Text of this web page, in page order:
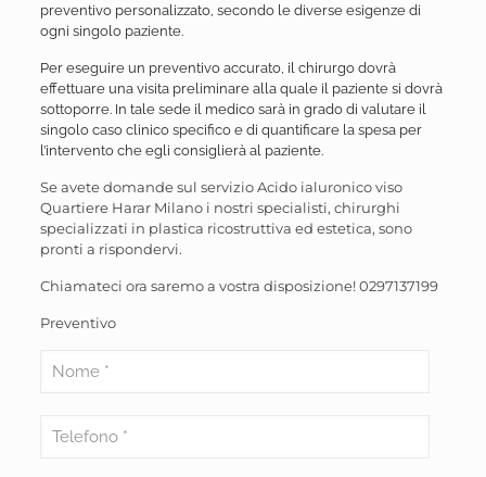
preventivo personalizzato, secondo le diverse esigenze di
ogni singolo paziente.
Per eseguire un preventivo accurato, il chirurgo dovrà
effettuare una visita preliminare alla quale il paziente si dovrà
sottoporre. In tale sede il medico sarà in grado di valutare il
singolo caso clinico specifico e di quantificare la spesa per
l’intervento che egli consiglierà al paziente.
Se avete domande sul servizio Acido ialuronico viso
Quartiere Harar Milano i nostri specialisti, chirurghi
specializzati in plastica ricostruttiva ed estetica, sono
pronti a rispondervi.
Chiamateci ora saremo a vostra disposizione!0297137199
Preventivo